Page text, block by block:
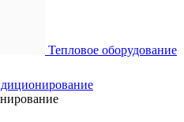
Тепловое оборудование